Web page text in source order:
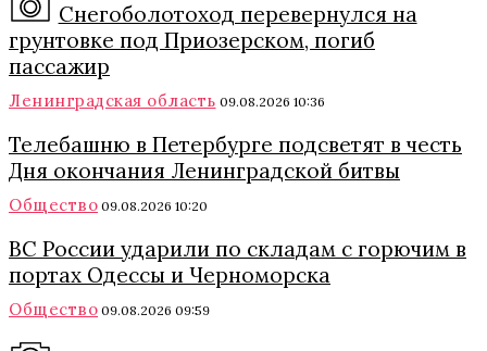
Снегоболотоход перевернулся на
грунтовке под Приозерском, погиб
пассажир
Ленинградская область 09.08.2026 10:36
Телебашню в Петербурге подсветят в честь
Дня окончания Ленинградской битвы
Общество 09.08.2026 10:20
ВС России ударили по складам с горючим в
портах Одессы и Черноморска
Общество 09.08.2026 09:59